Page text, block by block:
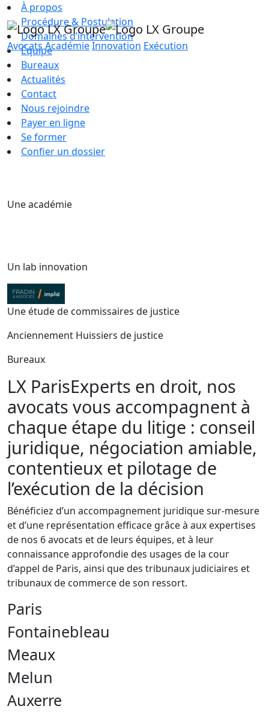
AvocatsAcadémieInnovation Exécution
À propos
Procédure & Postulation
Domaines d’intervention
Équipe
Bureaux
Actualités
Contact
Nous rejoindre
Payer en ligne
Se former
Confier un dossier
Une académie
Un lab innovation
Une étude de commissaires de justice
Anciennement Huissiers de justice
Bureaux
LX ParisExperts en droit, nos
avocats vous accompagnent à
chaque étape du litige : conseil
juridique, négociation amiable,
contentieux et pilotage de
l’exécution de la décision
Bénéficiez d’un accompagnement juridique sur-mesure
et d’une représentation efficace grâce à aux expertises
de nos 6 avocats et de leurs équipes, et à leur
connaissance approfondie des usages de la cour
d’appel de Paris, ainsi que des tribunaux judiciaires et
tribunaux de commerce de son ressort.
Paris
Fontainebleau
Meaux
Melun
Auxerre